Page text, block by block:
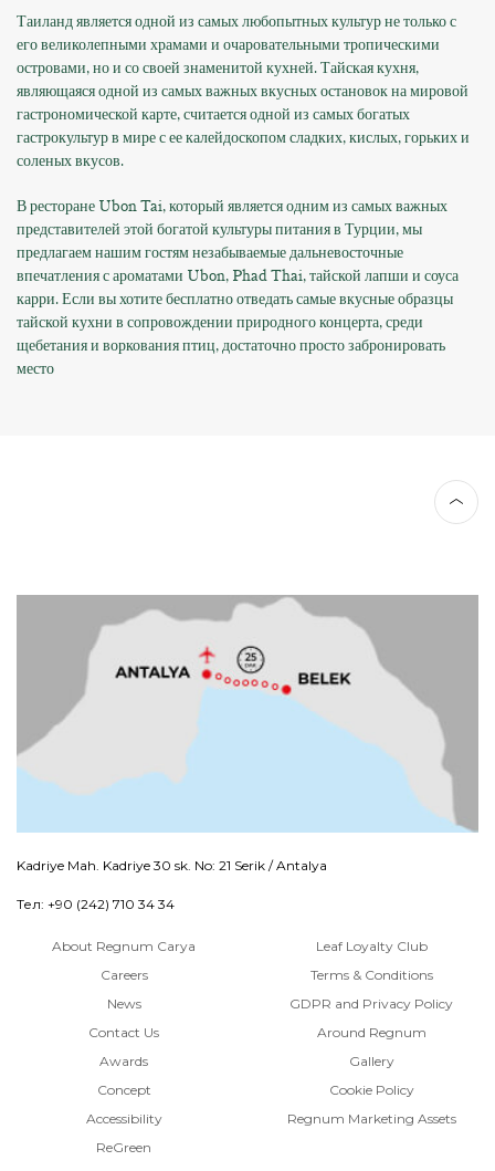
Таиланд является одной из самых любопытных культур не только с
его великолепными храмами и очаровательными тропическими
островами, но и со своей знаменитой кухней. Тайская кухня,
являющаяся одной из самых важных вкусных остановок на мировой
гастрономической карте, считается одной из самых богатых
гастрокультур в мире с ее калейдоскопом сладких, кислых, горьких и
соленых вкусов.
В ресторане Ubon Tai, который является одним из самых важных
представителей этой богатой культуры питания в Турции, мы
предлагаем нашим гостям незабываемые дальневосточные
впечатления с ароматами Ubon, Phad Thai, тайской лапши и соуса
карри. Если вы хотите бесплатно отведать самые вкусные образцы
тайской кухни в сопровождении природного концерта, среди
щебетания и воркования птиц, достаточно просто забронировать
место
Kadriye Mah. Kadriye 30 sk. No: 21 Serik / Antalya
Тел: +90 (242) 710 34 34
About Regnum Carya
Careers
News
Contact Us
Awards
Concept
Accessibility
ReGreen
Leaf Loyalty Club
Terms & Conditions
GDPR and Privacy Policy
Around Regnum
Gallery
Cookie Policy
Regnum Marketing Assets